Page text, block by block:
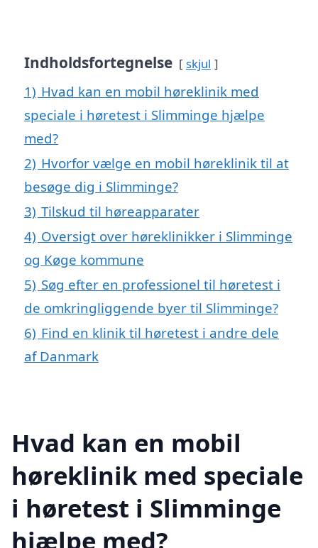
Indholdsfortegnelse skjul
1) Hvad kan en mobil høreklinik med
speciale i høretest i Slimminge hjælpe
med?
2) Hvorfor vælge en mobil høreklinik til at
besøge dig i Slimminge?
3) Tilskud til høreapparater
4) Oversigt over høreklinikker i Slimminge
og Køge kommune
5) Søg efter en professionel til høretest i
de omkringliggende byer til Slimminge?
6) Find en klinik til høretest i andre dele
af Danmark
Hvad kan en mobil
høreklinik med speciale
i høretest i Slimminge
hjælpe med?